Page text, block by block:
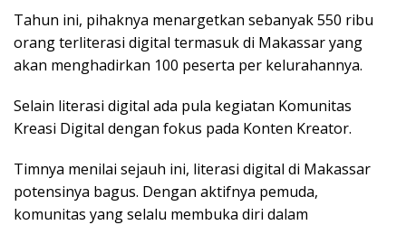
Tahun ini, pihaknya menargetkan sebanyak 550 ribu
orang terliterasi digital termasuk di Makassar yang
akan menghadirkan 100 peserta per kelurahannya.
Selain literasi digital ada pula kegiatan Komunitas
Kreasi Digital dengan fokus pada Konten Kreator.
Timnya menilai sejauh ini, literasi digital di Makassar
potensinya bagus. Dengan aktifnya pemuda,
komunitas yang selalu membuka diri dalam